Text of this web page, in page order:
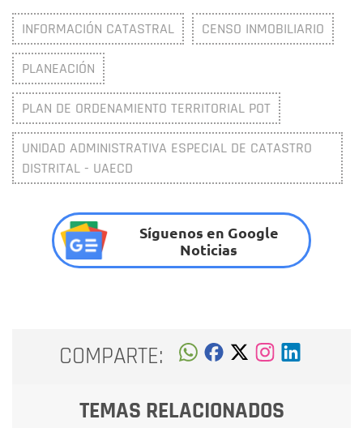
INFORMACIÓN CATASTRAL CENSO INMOBILIARIO
PLANEACIÓN
PLAN DE ORDENAMIENTO TERRITORIAL POT
UNIDAD ADMINISTRATIVA ESPECIAL DE CATASTRO
DISTRITAL - UAECD
Síguenos en Google
Noticias
COMPARTE:
TEMAS RELACIONADOS